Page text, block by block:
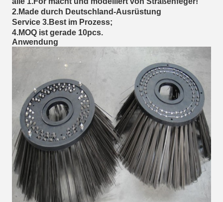
2.Made durch Deutschland-Ausrüstung
Service 3.Best im Prozess;
4.MOQ ist gerade 10pcs.
Anwendung